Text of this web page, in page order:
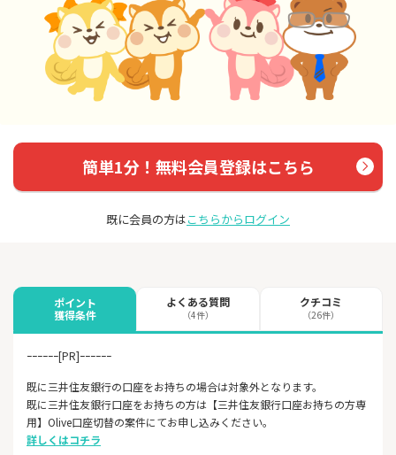
簡単1分！無料会員登録はこちら
既に会員の方はこちらからログイン
ポイント
獲得条件
よくある質問
（4件）
クチコミ
（26件）
ｰｰｰｰｰｰ[PR]ｰｰｰｰｰｰ
既に三井住友銀行の口座をお持ちの場合は対象外となります。
既に三井住友銀行口座をお持ちの方は【三井住友銀行口座お持ちの方専
用】Olive口座切替の案件にてお申し込みください。
詳しくはコチラ